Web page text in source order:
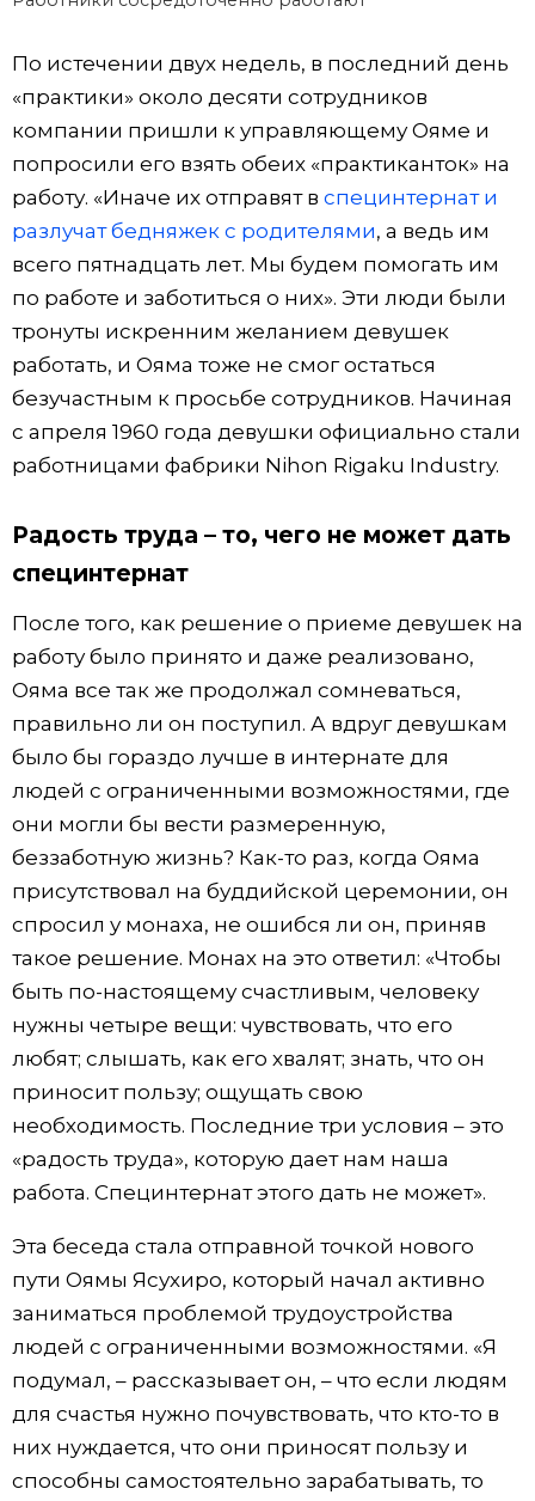
По истечении двух недель, в последний день
«практики» около десяти сотрудников
компании пришли к управляющему Ояме и
попросили его взять обеих «практиканток» на
работу. «Иначе их отправят в специнтернат и
разлучат бедняжек с родителями, а ведь им
всего пятнадцать лет. Мы будем помогать им
по работе и заботиться о них». Эти люди были
тронуты искренним желанием девушек
работать, и Ояма тоже не смог остаться
безучастным к просьбе сотрудников. Начиная
с апреля 1960 года девушки официально стали
работницами фабрики Nihon Rigaku Industry.
Радость труда – то, чего не может дать
специнтернат
После того, как решение о приеме девушек на
работу было принято и даже реализовано,
Ояма все так же продолжал сомневаться,
правильно ли он поступил. А вдруг девушкам
было бы гораздо лучше в интернате для
людей с ограниченными возможностями, где
они могли бы вести размеренную,
беззаботную жизнь? Как-то раз, когда Ояма
присутствовал на буддийской церемонии, он
спросил у монаха, не ошибся ли он, приняв
такое решение. Монах на это ответил: «Чтобы
быть по-настоящему счастливым, человеку
нужны четыре вещи: чувствовать, что его
любят; слышать, как его хвалят; знать, что он
приносит пользу; ощущать свою
необходимость. Последние три условия – это
«радость труда», которую дает нам наша
работа. Специнтернат этого дать не может».
Эта беседа стала отправной точкой нового
пути Оямы Ясухиро, который начал активно
заниматься проблемой трудоустройства
людей с ограниченными возможностями. «Я
подумал, – рассказывает он, – что если людям
для счастья нужно почувствовать, что кто-то в
них нуждается, что они приносят пользу и
способны самостоятельно зарабатывать, то